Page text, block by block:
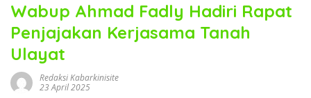
Wabup Ahmad Fadly Hadiri Rapat
Penjajakan Kerjasama Tanah
Ulayat
Redaksi Kabarkinisite
23 April 2025